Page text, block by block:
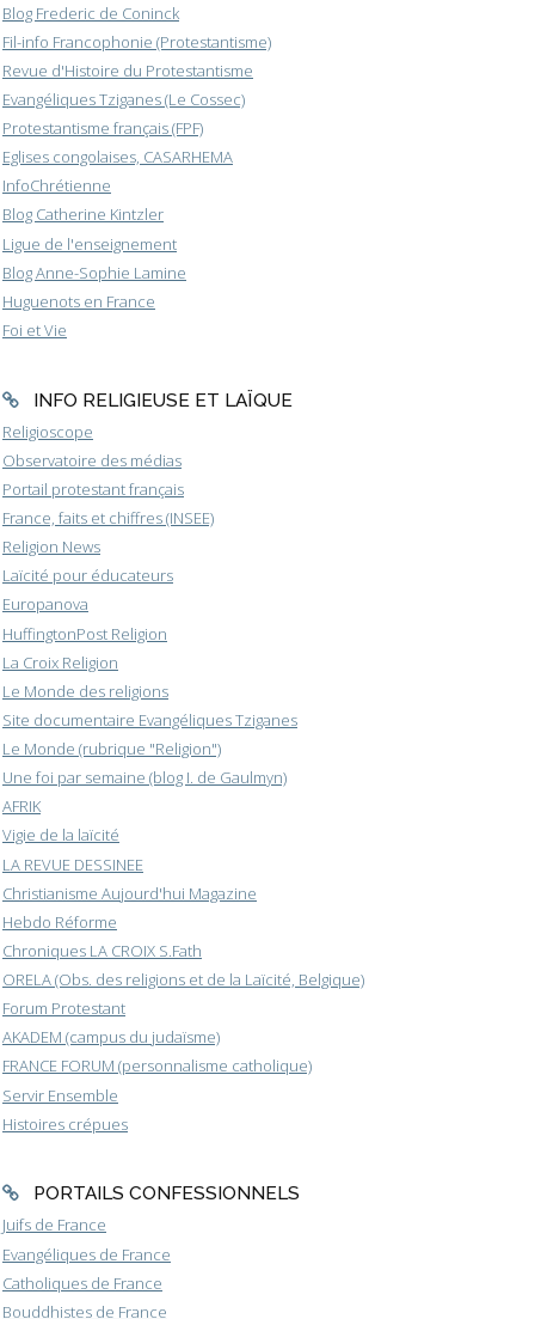
Blog Frederic de Coninck
Fil-info Francophonie (Protestantisme)
Revue d'Histoire du Protestantisme
Evangéliques Tziganes (Le Cossec)
Protestantisme français (FPF)
Eglises congolaises, CASARHEMA
InfoChrétienne
Blog Catherine Kintzler
Ligue de l'enseignement
Blog Anne-Sophie Lamine
Huguenots en France
Foi et Vie
INFO RELIGIEUSE ET LAÏQUE
Religioscope
Observatoire des médias
Portail protestant français
France, faits et chiffres (INSEE)
Religion News
Laïcité pour éducateurs
Europanova
HuffingtonPost Religion
La Croix Religion
Le Monde des religions
Site documentaire Evangéliques Tziganes
Le Monde (rubrique "Religion")
Une foi par semaine (blog I. de Gaulmyn)
AFRIK
Vigie de la laïcité
LA REVUE DESSINEE
Christianisme Aujourd'hui Magazine
Hebdo Réforme
Chroniques LA CROIX S.Fath
ORELA (Obs. des religions et de la Laïcité, Belgique)
Forum Protestant
AKADEM (campus du judaïsme)
FRANCE FORUM (personnalisme catholique)
Servir Ensemble
Histoires crépues
PORTAILS CONFESSIONNELS
Juifs de France
Evangéliques de France
Catholiques de France
Bouddhistes de France